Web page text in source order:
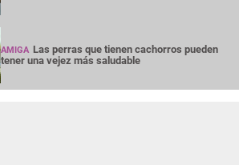
AMIGA Las perras que tienen cachorros pueden
tener una vejez más saludable